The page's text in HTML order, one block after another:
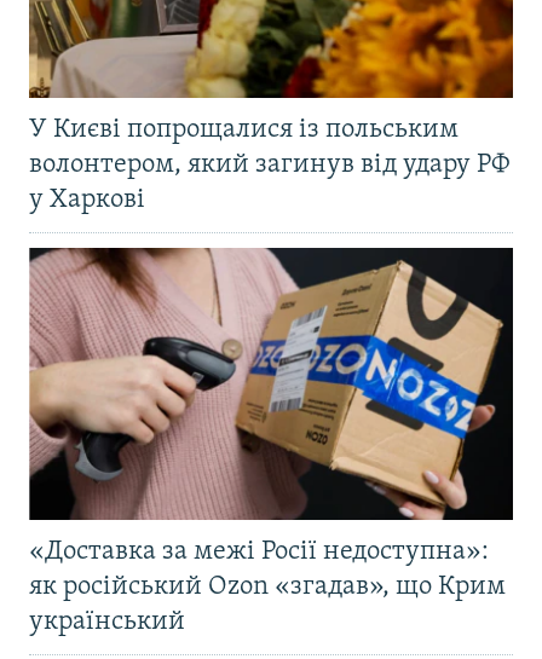
У Києві попрощалися із польським
волонтером, який загинув від удару РФ
у Харкові
«Доставка за межі Росії недоступна»:
як російський Ozon «згадав», що Крим
український